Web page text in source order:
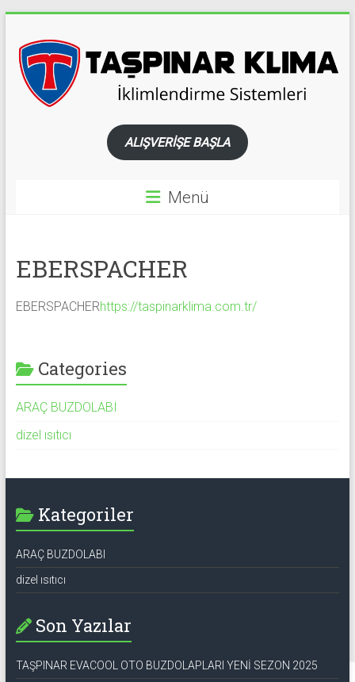
content
TAŞPINAR
WEBASTO
SİSTEMLERİ
BUZDOLABI
ENERJİ
ALIŞVERİŞE BAŞLA
Menü
EBERSPACHER
EBERSPACHERhttps://taspinarklima.com.tr/
Categories
ARAÇ BUZDOLABI
dizel ısıtıcı
Kategoriler
ARAÇ BUZDOLABI
dizel ısıtıcı
Son Yazılar
TAŞPINAR EVACOOL OTO BUZDOLAPLARI YENİ SEZON 2025